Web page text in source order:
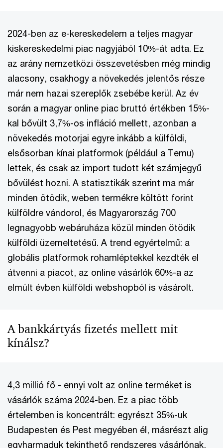
2024-ben az e-kereskedelem a teljes magyar
kiskereskedelmi piac nagyjából 10%-át adta. Ez
az arány nemzetközi összevetésben még mindig
alacsony, csakhogy a növekedés jelentős része
már nem hazai szereplők zsebébe kerül. Az év
során a magyar online piac bruttó értékben 15%-
kal bővült 3,7%-os infláció mellett, azonban a
növekedés motorjai egyre inkább a külföldi,
elsősorban kínai platformok (például a Temu)
lettek, és csak az import tudott két számjegyű
bővülést hozni. A statisztikák szerint ma már
minden ötödik, weben termékre költött forint
külföldre vándorol, és Magyarország 700
legnagyobb webáruháza közül minden ötödik
külföldi üzemeltetésű. A trend egyértelmű: a
globális platformok rohamléptekkel kezdték el
átvenni a piacot, az online vásárlók 60%-a az
elmúlt évben külföldi webshopból is vásárolt.
A bankkártyás fizetés mellett mit
kínálsz?
4,3 millió fő - ennyi volt az online terméket is
vásárlók száma 2024-ben. Ez a piac több
értelemben is koncentrált: egyrészt 35%-uk
Budapesten és Pest megyében él, másrészt alig
egyharmaduk tekinthető rendszeres vásárlónak,